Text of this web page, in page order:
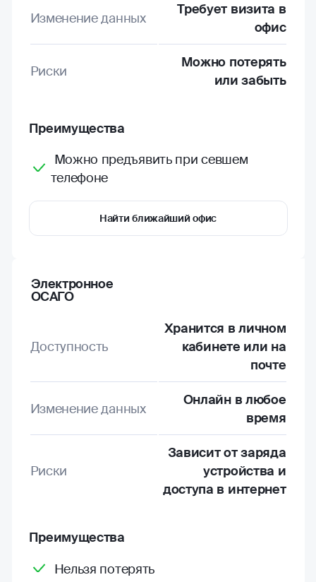
Изменение данных
Требует визита в
офис
Риски
Можно потерять
или забыть
Преимущества
Можно предъявить при севшем
телефоне
Найти ближайший офис
Электронное
ОСАГО
Доступность
Хранится в личном
кабинете или на
почте
Изменение данных
Онлайн в любое
время
Риски
Зависит от заряда
устройства и
доступа в интернет
Преимущества
Нельзя потерять